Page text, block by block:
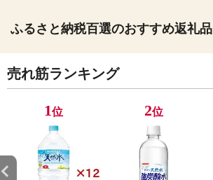
ふるさと納税百選のおすすめ返礼品
売れ筋ランキング
1位 2位